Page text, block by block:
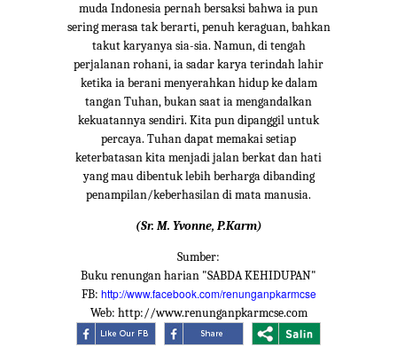
muda Indonesia pernah bersaksi bahwa ia pun
sering merasa tak berarti, penuh keraguan, bahkan
takut karyanya sia-sia. Namun, di tengah
perjalanan rohani, ia sadar karya terindah lahir
ketika ia berani menyerahkan hidup ke dalam
tangan Tuhan, bukan saat ia mengandalkan
kekuatannya sendiri. Kita pun dipanggil untuk
percaya. Tuhan dapat memakai setiap
keterbatasan kita menjadi jalan berkat dan hati
yang mau dibentuk lebih berharga dibanding
penampilan/keberhasilan di mata manusia.
(Sr. M. Yvonne, P.Karm)
Sumber:
Buku renungan harian "SABDA KEHIDUPAN"
FB: http://www.facebook.com/renunganpkarmcse
Web: http://www.renunganpkarmcse.com